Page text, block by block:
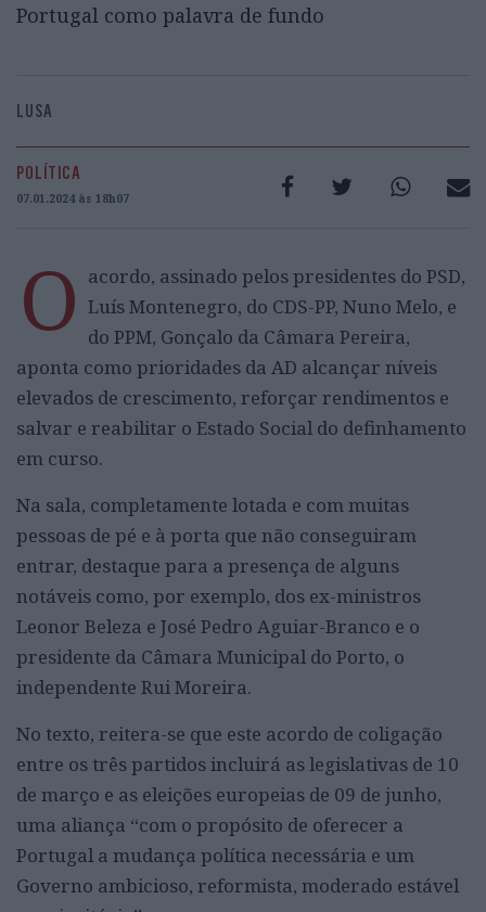
Portugal como palavra de fundo
LUSA
POLÍTICA
07.01.2024 às 18h07
O acordo, assinado pelos presidentes do PSD,
Luís Montenegro, do CDS-PP, Nuno Melo, e
do PPM, Gonçalo da Câmara Pereira,
aponta como prioridades da AD alcançar níveis
elevados de crescimento, reforçar rendimentos e
salvar e reabilitar o Estado Social do definhamento
em curso.
Na sala, completamente lotada e com muitas
pessoas de pé e à porta que não conseguiram
entrar, destaque para a presença de alguns
notáveis como, por exemplo, dos ex-ministros
Leonor Beleza e José Pedro Aguiar-Branco e o
presidente da Câmara Municipal do Porto, o
independente Rui Moreira.
No texto, reitera-se que este acordo de coligação
entre os três partidos incluirá as legislativas de 10
de março e as eleições europeias de 09 de junho,
uma aliança “com o propósito de oferecer a
Portugal a mudança política necessária e um
Governo ambicioso, reformista, moderado estável